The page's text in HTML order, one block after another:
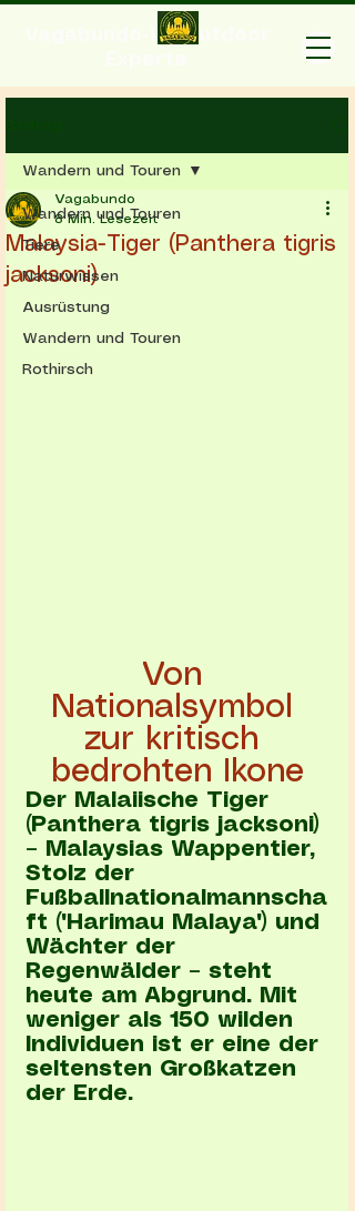
Vagabundo-Ihr Outdoor
Wandern und Touren
Tiere
Naturwissen
Ausrüstung
Wandern und Touren
Rothirsch
Wandern und Touren
Malaysia-Tiger (Panthera tigris
jacksoni)
Vagabundo
8 Min. Lesezeit
Von
Nationalsymbol
zur kritisch
bedrohten Ikone
Der Malaiische Tiger
(Panthera tigris jacksoni)
– Malaysias Wappentier,
Stolz der
Fußballnationalmannscha
ft ("Harimau Malaya") und
Wächter der
Regenwälder – steht
heute am Abgrund. Mit
weniger als 150 wilden
Individuen ist er eine der
seltensten Großkatzen
der Erde.